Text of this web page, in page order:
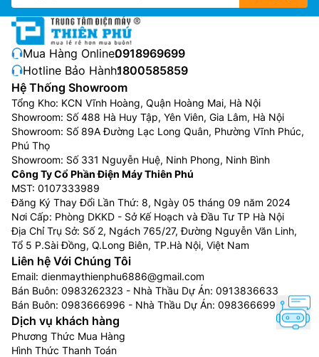
Hệ thống làm lạnh vòm All-around Cooling
Hệ thống làm lạnh vòm All-around Cooling kiểm soát
chặt chẽ sự thay đổi nhiệt độ và luân chuyển hơi lạnh
đều đặn thông qua hệ thống lỗ khí bố trí thông minh,
duy trì ổn định nhiệt độ và độ ẩm. Không khí lạnh lan
tỏa đều khắp tủ, giúp thực phẩm tươi ngon trong thời
gian lâu hơn.
Mua Hàng Online:0918969699
Hotline Bảo Hành:1800585859
Hệ Thống Showroom
Tổng Kho: KCN Vĩnh Hoàng, Quận Hoàng Mai, Hà Nội
Showroom: Số 488 Hà Huy Tập, Yên Viên, Gia Lâm, Hà Nội
Showroom: Số 89A Đường Lạc Long Quân, Phường Vĩnh Phúc,
Phú Thọ
Showroom: Số 331 Nguyễn Huệ, Ninh Phong, Ninh Bình
Công Ty Cổ Phần Điện Máy Thiên Phú
MST: 0107333989
Đăng Ký Thay Đổi Lần Thứ: 8, Ngày 05 tháng 09 năm 2024
Nơi Cấp: Phòng DKKD - Sở Kế Hoạch và Đầu Tư TP Hà Nội
Địa Chỉ Trụ Sở: Số 2, Ngách 765/27, Đường Nguyễn Văn Linh,
Tổ 5 P.Sài Đồng, Q.Long Biên, TP.Hà Nội, Việt Nam
Liên hệ Với Chúng Tôi
Email: dienmaythienphu6886@gmail.com
Bán Buôn: 0983262323 - Nhà Thầu Dự Án: 0913836633
Bán Buôn: 0983666996 - Nhà Thầu Dự Án: 0983666996
Dịch vụ khách hàng
Phương Thức Mua Hàng
Hình Thức Thanh Toán